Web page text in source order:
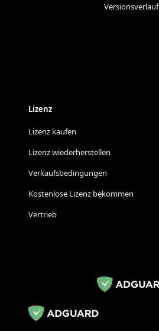
Versionsverlauf
Lizenz
Lizenz kaufen
Lizenz wiederherstellen
Verkaufsbedingungen
Kostenlose Lizenz bekommen
Vertrieb